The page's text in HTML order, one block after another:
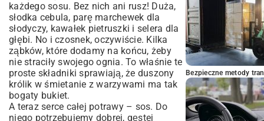
każdego sosu. Bez nich ani rusz! Duża,
słodka cebula, parę marchewek dla
słodyczy, kawałek pietruszki i selera dla
głębi. No i czosnek, oczywiście. Kilka
ząbków, które dodamy na końcu, żeby
nie straciły swojego ognia. To właśnie te
proste składniki sprawiają, że duszony
królik w śmietanie z warzywami ma tak
bogaty bukiet.
A teraz serce całej potrawy – sos. Do
niego potrzebujemy dobrej, gęstej
Bezpieczne metody